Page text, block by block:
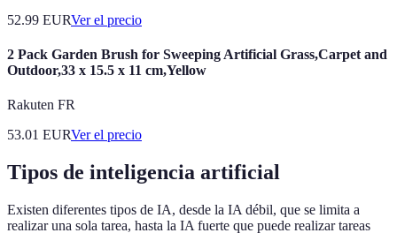
52.99 EURVer el precio
2 Pack Garden Brush for Sweeping Artificial Grass,Carpet and
Outdoor,33 x 15.5 x 11 cm,Yellow
Rakuten FR
53.01 EURVer el precio
Tipos de inteligencia artificial
Existen diferentes tipos de IA, desde la IA débil, que se limita a
realizar una sola tarea, hasta la IA fuerte que puede realizar tareas